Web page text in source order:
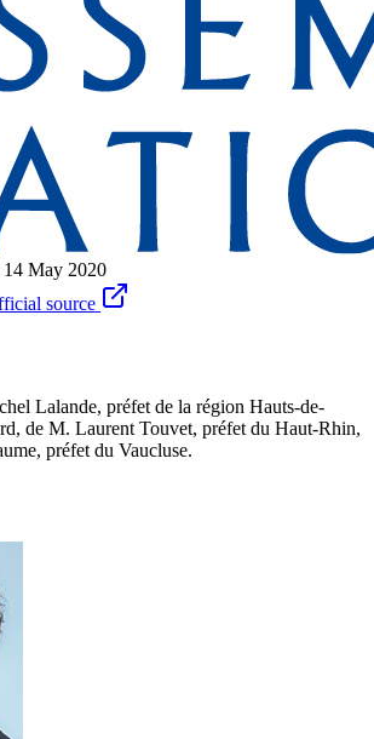
14 May 2020
source
Lalande, préfet de la région Hauts-de-
de M. Laurent Touvet, préfet du Haut-Rhin,
préfet du Vaucluse.